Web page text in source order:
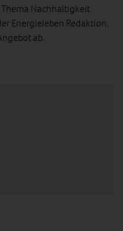
Nachhaltigkeit.
Energieleben Redaktion.
ab.